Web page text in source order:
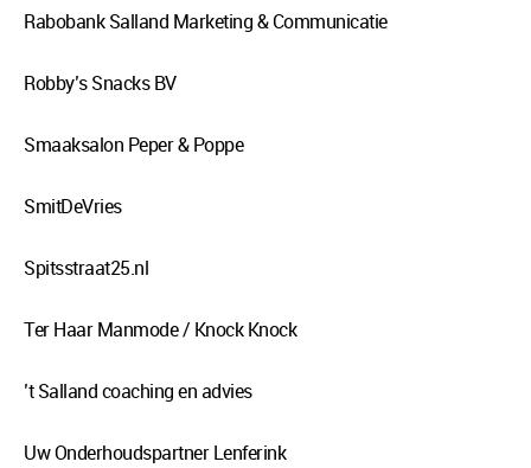
Rabobank Salland Marketing & Communicatie
Robby’s Snacks BV
Smaaksalon Peper & Poppe
SmitDeVries
Spitsstraat25.nl
Ter Haar Manmode / Knock Knock
’t Salland coaching en advies
Uw Onderhoudspartner Lenferink